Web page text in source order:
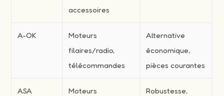
accessoires
A-OK
Moteurs
filaires/radio,
télécommandes
Alternative
économique,
pièces courantes
ASA
Moteurs
Robustesse,